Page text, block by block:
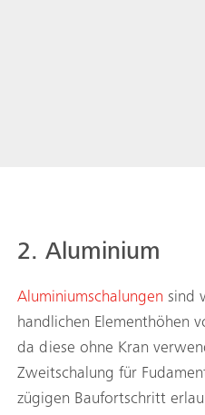
2. Aluminium
Aluminiumschalungen sind
handlichen Elementhöhen
da diese ohne Kran
Zweitschalung für
zügigen Baufortschritt